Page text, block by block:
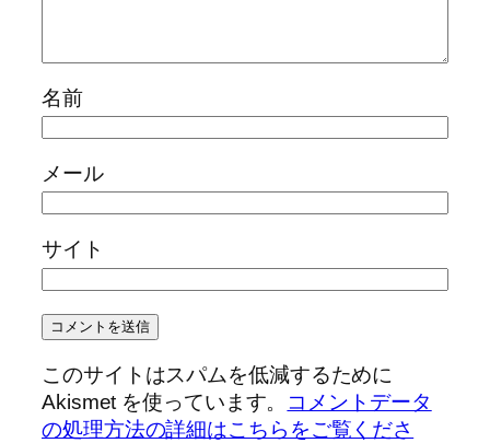
名前
メール
サイト
このサイトはスパムを低減するために
Akismet を使っています。
コメントデータ
の処理方法の詳細はこちらをご覧くださ